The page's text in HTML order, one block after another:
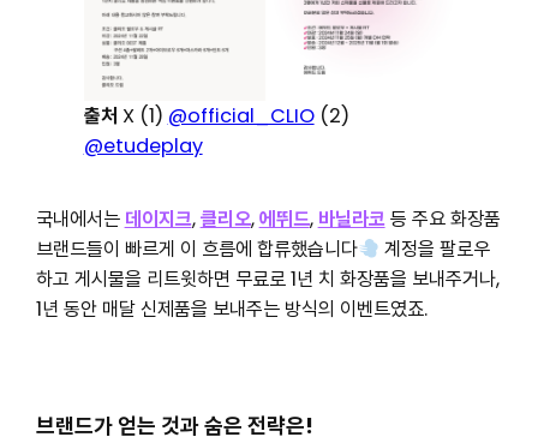
출처 X (1) @official_CLIO(2)
@etudeplay
국내에서는 데이지크,클리오,에뛰드, 바닐라코등 주요 화장품
브랜드들이 빠르게 이 흐름에 합류했습니다
계정을 팔로우
하고 게시물을 리트윗하면 무료로 1년 치 화장품을 보내주거나,
1년 동안 매달 신제품을 보내주는 방식의 이벤트였죠.
브랜드가 얻는 것과 숨은 전략은!